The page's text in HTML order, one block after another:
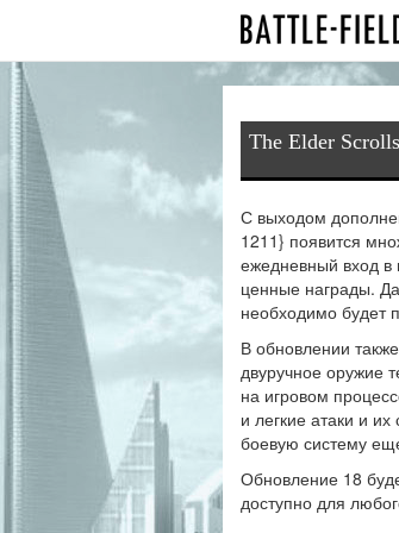
The Elder
С выходом
1211} появится
ежедневный вход в
ценные награды.
необходимо будет
В обновлении
двуручное оружие
на игровом
и легкие атаки и
боевую систему
Обновление 18
доступно для